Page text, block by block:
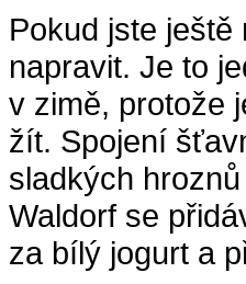
Pokud jste ještě
napravit. Je to
v zimě, protože
žít. Spojení
sladkých
Waldorf se
za bílý jogurt a